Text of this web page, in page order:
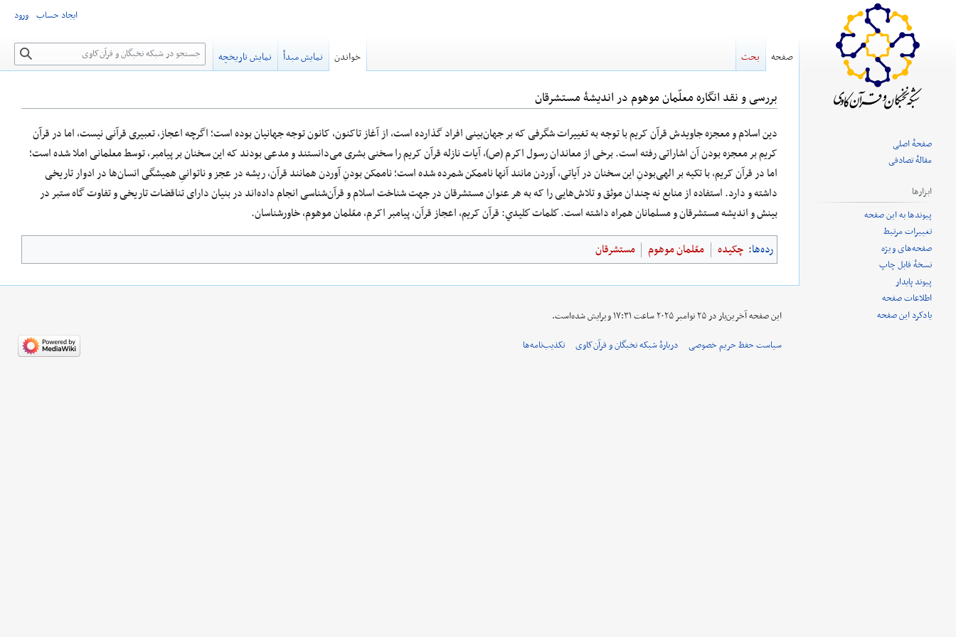
بررسی و نقد انگاره معلّمان موهوم در اندیشۀ مستشرقان
پرش
به
ناوبری
پرش
به
جستجو
دین اسلام و معجزه جاویدش قرآن کریم با توجه به تغییرات شگرفی که بر جهان‌بینی افراد گذارده‌ است، از آغاز تاکنون، کانون توجه جهانیان بوده‌ است؛ اگر‌چه اعجاز، تعبیری قرآنی نیست، اما در قرآن
کریم بر معجزه بودن آن اشاراتی رفته ‌است. برخی از معاندان رسول اکرم (ص)، آیات نازله قرآن کریم را سخنی بشری می‌‌‌دانستند و مدعی بودند که این سخنان بر پیامبر، توسط معلمانی املا شده‌ است؛
اما در قرآن کریم، با تکیه بر الهی‌بودنِ این سخنان در آیاتی، آوردن مانند آنها ناممکن شمرده شده‌ است؛ ناممکن بودنِ آوردن همانند قرآن، ریشه در عجز و ناتوانیِ همیشگی انسان‌ها در ادوار تاریخی
داشته و دارد. استفاده از منابع نه چندان موثق و تلاش‌هایی را که به هر عنوان مستشرقان در جهت شناخت اسلام و قرآن‌شناسی انجام داده‌اند در بنیان دارای تناقضات تاریخی و تفاوت گاه ستبر در
بینش و اندیشه مستشرقان و مسلمانان همراه داشته ‌است. كلمات كليدي: قرآن کریم، اعجاز قرآن، پیامبر اکرم، معّلمان موهوم، خاورشناسان.
رده‌ها: چکیده معّلمان موهوم مستشرقان
ایجاد حساب ورود
صفحه بحث خواندن نمایش مبدأ نمایش تاریخچه جستجو
صفحهٔ اصلی
مقالهٔ تصادفی
ابزارها
پیوندها به این صفحه
تغییرات مرتبط
صفحه‌های ویژه
نسخهٔ قابل چاپ
پیوند پایدار
اطلاعات صفحه
یادکرد این صفحه
این صفحه آخرین‌بار در ‏۲۵ نوامبر ۲۰۲۵ ساعت ‏۱۷:۳۱ ویرایش شده‌است.
سیاست حفظ حریم خصوصی
دربارهٔ شبکه نخبگان و قرآن‌کاوی تکذیب‌نامه‌ها